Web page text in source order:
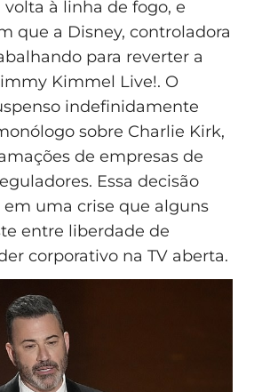
à linha de fogo, e
que a Disney, controladora
para reverter a
Kimmel Live!. O
indefinidamente
sobre Charlie Kirk,
de empresas de
Essa decisão
uma crise que alguns
entre liberdade de
corporativo na TV aberta.